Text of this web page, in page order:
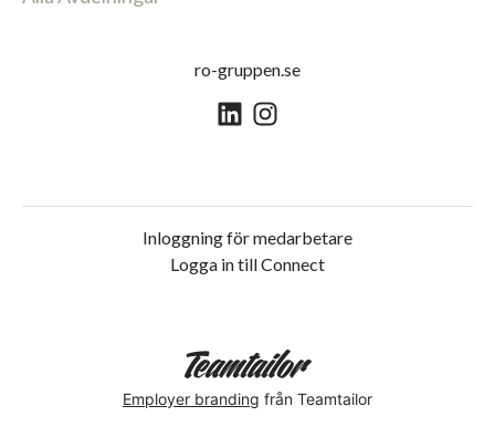
ro-gruppen.se
Inloggning för medarbetare
Logga in till Connect
Employer branding från Teamtailor